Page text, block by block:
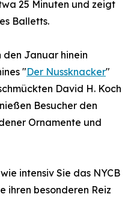
25 Minuten und zeigt
Balletts.
den Januar hinein
"Der Nussknacker"
David H. Koch
Besucher den
Ornamente und
intensiv Sie das NYCB
ihren besonderen Reiz